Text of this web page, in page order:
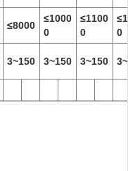
≤8000
≤1000
0
≤1100
0
0
3~150 3~150 3~150